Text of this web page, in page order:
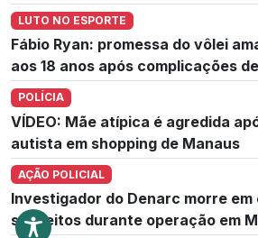
LUTO NO ESPORTE
Fábio Ryan: promessa do vôlei
aos 18 anos após complicações
POLÍCIA
VÍDEO: Mãe atípica é agredida
autista em shopping de Manaus
AÇÃO POLICIAL
Investigador do Denarc morre
suspeitos durante operação em